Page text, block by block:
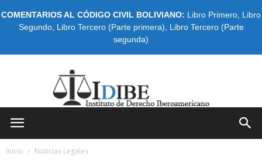
COMENTARIOS AL CÓDIGO CIVIL BOLIVIANO: Libro Primero Libro
Segundo, Libro Tercero (Parte primera)
Libro Tercero (Parte
segunda)
Inicio Noticias Legales